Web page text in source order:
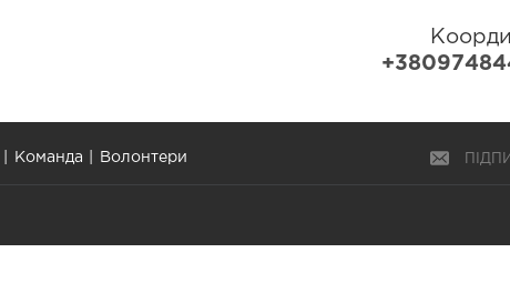
Команда Волонтери